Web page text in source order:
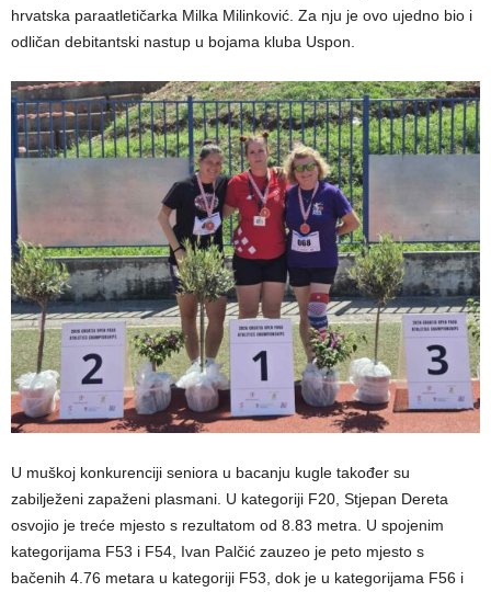
hrvatska paraatletičarka Milka Milinković. Za nju je ovo ujedno bio i
odličan debitantski nastup u bojama kluba Uspon.
U muškoj konkurenciji seniora u bacanju kugle također su
zabilježeni zapaženi plasmani. U kategoriji F20, Stjepan Dereta
osvojio je treće mjesto s rezultatom od 8.83 metra. U spojenim
kategorijama F53 i F54, Ivan Palčić zauzeo je peto mjesto s
bačenih 4.76 metara u kategoriji F53, dok je u kategorijama F56 i